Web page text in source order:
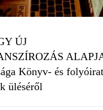
ÚJ
Könyv- és
üléséről